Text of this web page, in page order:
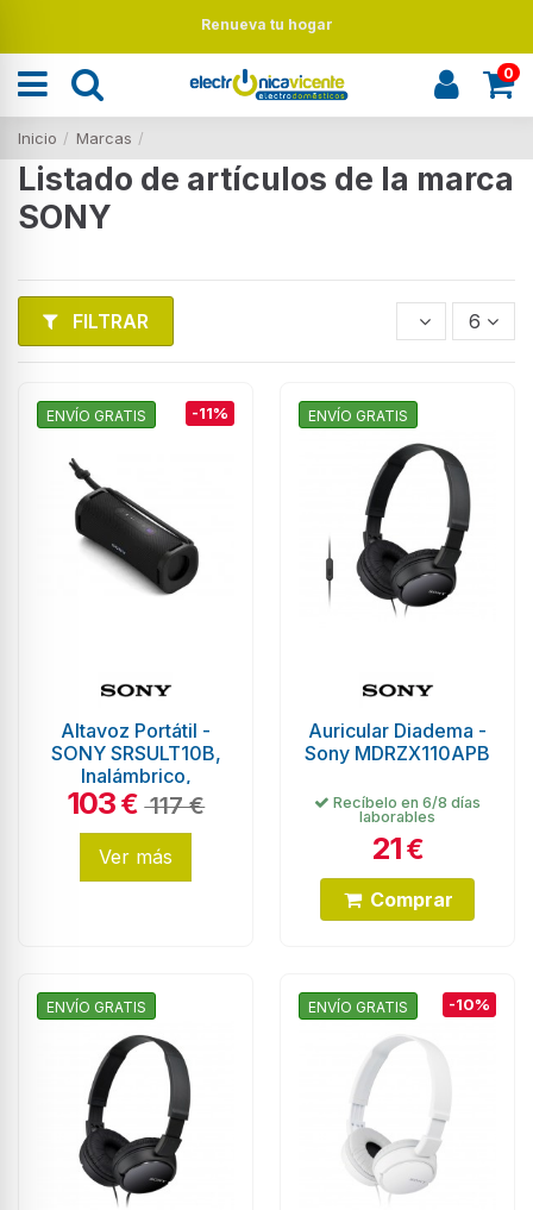
Renueva tu hogar
0
Inicio Marcas
Listado de artículos de la marca
SONY
FILTRAR 6
ENVÍO GRATIS -11%
Altavoz Portátil -
SONY SRSULT10B,
Inalámbrico,
Bluetooth
103€ 117 €
Ver más
ENVÍO GRATIS
Auricular Diadema -
Sony MDRZX110APB
Recíbelo en 6/8 días
laborables
21€
Comprar
ENVÍO GRATIS ENVÍO GRATIS -10%